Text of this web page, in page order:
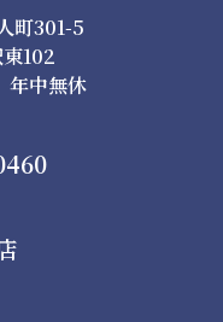
町301-5
102
中無休